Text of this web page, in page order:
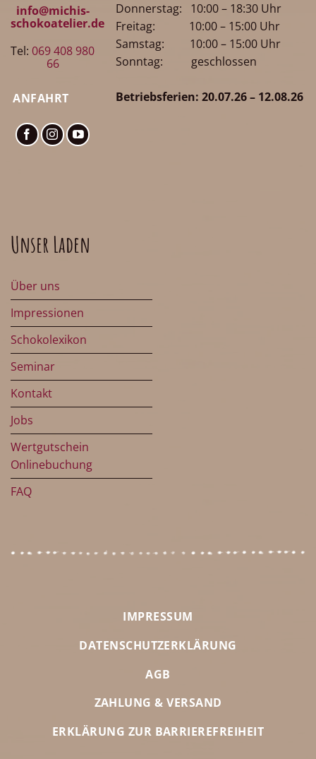
info@michis-
schokoatelier.de
Tel:069 408 980
66
ANFAHRT
Donnerstag: 10:00 – 18:30 Uhr
Freitag: 10:00 – 15:00 Uhr
Samstag: 10:00 – 15:00 Uhr
Sonntag: geschlossen
Betriebsferien: 20.07.26 – 12.08.26
Unser Laden
Über uns
Impressionen
Schokolexikon
Seminar
Kontakt
Jobs
Wertgutschein
Onlinebuchung
FAQ
IMPRESSUM
DATENSCHUTZERKLÄRUNG
AGB
ZAHLUNG & VERSAND
ERKLÄRUNG ZUR BARRIEREFREIHEIT